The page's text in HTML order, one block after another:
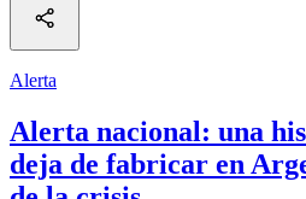
Alerta
Alerta nacional: una
deja de fabricar en